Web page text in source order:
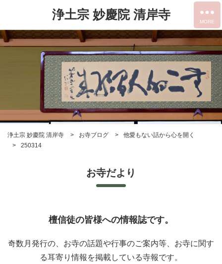
浄土宗 妙慶院 清岸寺
浄土宗 妙慶院 清岸寺 お寺ブログ
他愛もない話から心を開く
250314
お寺だより
檀信徒の皆様への情報誌です。
奇数月発行の、お寺の話題や行事のご案内等、お寺に関す
る耳寄り情報を掲載している寺報です。